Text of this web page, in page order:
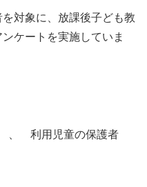
対象に、放課後子ども教
ケートを実施していま
、 利用児童の保護者